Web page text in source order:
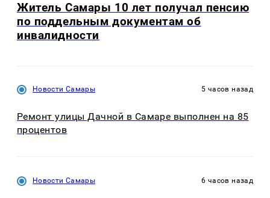
Житель Самары 10 лет получал пенсию
по поддельным документам об
инвалидности
Новости Самары 5 часов назад
Ремонт улицы Дачной в Самаре выполнен на 85
процентов
Новости Самары 6 часов назад